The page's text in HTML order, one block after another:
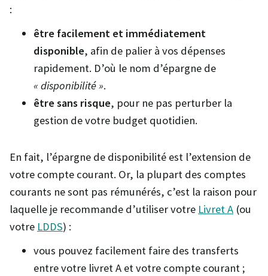
:
être facilement et immédiatement
disponible, afin de palier à vos dépenses
rapidement. D’où le nom d’épargne de
« disponibilité ».
être sans risque, pour ne pas perturber la
gestion de votre budget quotidien.
En fait, l’épargne de disponibilité est l’extension de
votre compte courant. Or, la plupart des comptes
courants ne sont pas rémunérés, c’est la raison pour
laquelle je recommande d’utiliser votre Livret A (ou
votre LDDS) :
vous pouvez facilement faire des transferts
entre votre livret A et votre compte courant ;